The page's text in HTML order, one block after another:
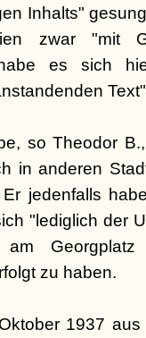
Inhalts"
zwar "mit
es sich
so Theodor
in anderen
jedenfalls
"lediglich der
am
zu haben.
1937